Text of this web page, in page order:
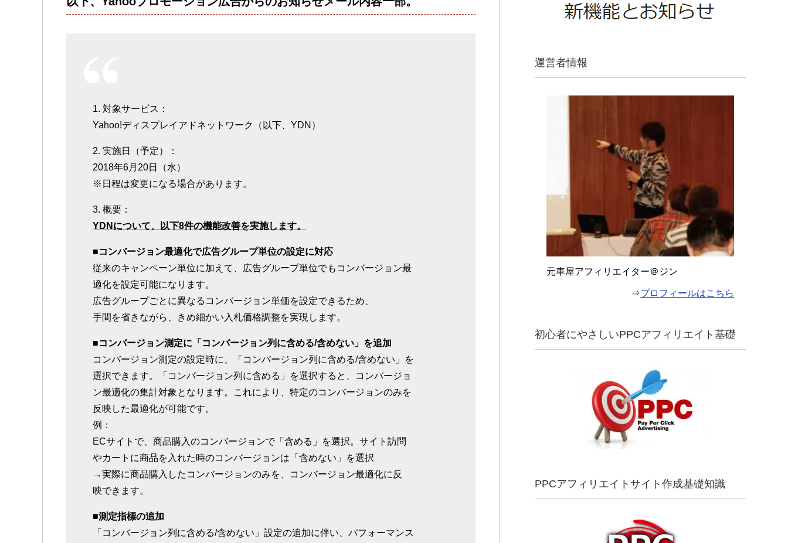
1. 対象サービス：
Yahoo!ディスプレイアドネットワーク（以下、YDN）
2. 実施日（予定）：
2018年6月20日（水）
※日程は変更になる場合があります。
3. 概要：
YDNについて、以下8件の機能改善を実施します。
■コンバージョン最適化で広告グループ単位の設定に対応
従来のキャンペーン単位に加えて、広告グループ単位でもコンバージョン最
適化を設定可能になります。
広告グループごとに異なるコンバージョン単価を設定できるため、
手間を省きながら、きめ細かい入札価格調整を実現します。
■コンバージョン測定に「コンバージョン列に含める/含めない」を追加
コンバージョン測定の設定時に、「コンバージョン列に含める/含めない」を
選択できます。「コンバージョン列に含める」を選択すると、コンバージョ
ン最適化の集計対象となります。これにより、特定のコンバージョンのみを
反映した最適化が可能です。
例：
ECサイトで、商品購入のコンバージョンで「含める」を選択。サイト訪問
やカートに商品を入れた時のコンバージョンは「含めない」を選択
→実際に商品購入したコンバージョンのみを、コンバージョン最適化に反
映できます。
■測定指標の追加
「コンバージョン列に含める/含めない」設定の追加に伴い、パフォーマンス
運営者情報
元車屋アフィリエイター＠ジン
⇒プロフィールはこちら
初心者にやさしいPPCアフィリエイト基礎
PPCアフィリエイトサイト作成基礎知識